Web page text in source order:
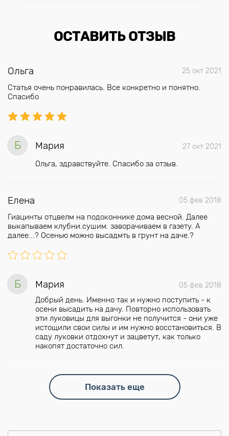
ОСТАВИТЬ ОТЗЫВ
Ольга 25 окт 2021
Статья очень понравилась. Все конкретно и понятно.
Спасибо
Б Мария 27 окт 2021
Ольга, здравствуйте. Спасибо за отзыв.
Елена 05 фев 2018
Гиацинты отцвелм на подоконнике дома весной. Далее
выкапываем клубни.сушим. заворачиваем в газету. А
далее...? Осенью можно высадмть в грунт на даче.?
Б Мария 05 фев 2018
Добрый день. Именно так и нужно поступить - к
осени высадить на дачу. Повторно использовать
эти луковицы для выгонки не получится - они уже
истощили свои силы и им нужно восстановиться. В
саду луковки отдохнут и зацветут, как только
накопят достаточно сил.
Показать еще